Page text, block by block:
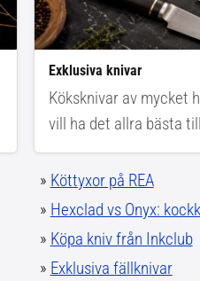
Exklusiva knivar
Köksknivar av mycket
vill ha det allra bästa
» Köttyxor på REA
» Hexclad vs Onyx:
» Köpa kniv från Inkclub
» Exklusiva fällknivar